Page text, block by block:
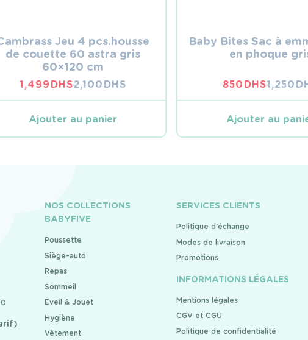
Jeu 4 pcs.housse
de couette 60 astra gris
60×120 cm
2,100DHS
LE
PRIX
INITIAL
ÉTAIT :
2,100 DHS.
1,499 DHSLE
PRIX
ACTUEL
EST :
1,499 DHS.
Ajouter au panier
Baby Bites Sac à
en phoque
1,250
LE
PRIX
ÉTAIT :
1,250
850 DHS LE
PRIX
EST :
850
Ajouter au
NOS COLLECTIONS
BABYFIVE
Poussette
Siège-auto
Repas
Sommeil
Eveil & Jouet
Hygiène
Vêtement
SERVICES CLIENTS
Politique d'échange
Modes de livraison
Promotions
INFORMATIONS LÉGALES
Mentions légales
CGV et CGU
Politique de confidentialité